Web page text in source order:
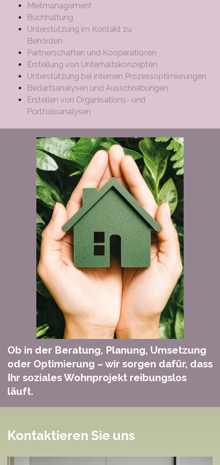
Mietmanagement
Buchhaltung
Unterstützung im Kontakt zu
Behörden
Partnerschaften und Kooperationen
Erstellung von Unterhaltskonzepten
Unterstützung bei internen Prozessoptimierungen
Bedarfsanalysen und Ausschreibungen
Erstellen von Organisations- und
Portfolioanalysen
Ob in der Beratung, Planung, Umsetzung
oder Optimierung – wir sorgen dafür, dass
Ihr soziales Wohnprojekt reibungslos
läuft.
Kontaktieren Sie uns